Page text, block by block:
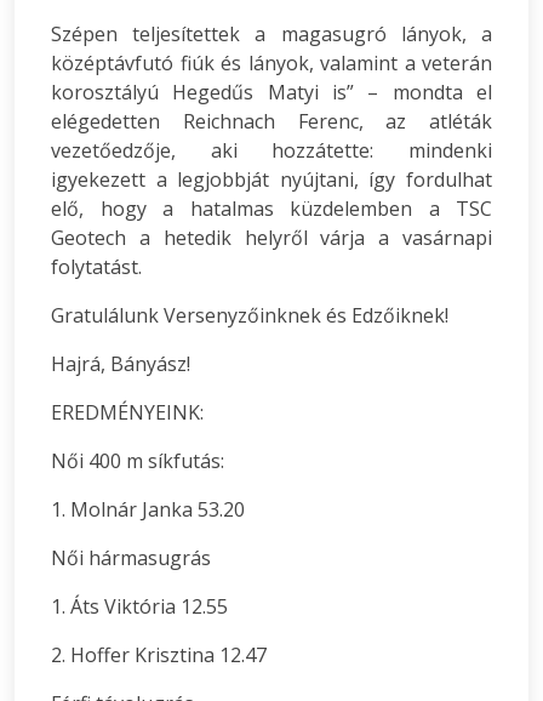
Szépen teljesítettek a magasugró lányok, a
középtávfutó fiúk és lányok, valamint a veterán
korosztályú Hegedűs Matyi is” – mondta el
elégedetten Reichnach Ferenc, az atléták
vezetőedzője, aki hozzátette: mindenki
igyekezett a legjobbját nyújtani, így fordulhat
elő, hogy a hatalmas küzdelemben a TSC
Geotech a hetedik helyről várja a vasárnapi
folytatást.
Gratulálunk Versenyzőinknek és Edzőiknek!
Hajrá, Bányász!
EREDMÉNYEINK:
Női 400 m síkfutás:
1. Molnár Janka 53.20
Női hármasugrás
1. Áts Viktória 12.55
2. Hoffer Krisztina 12.47